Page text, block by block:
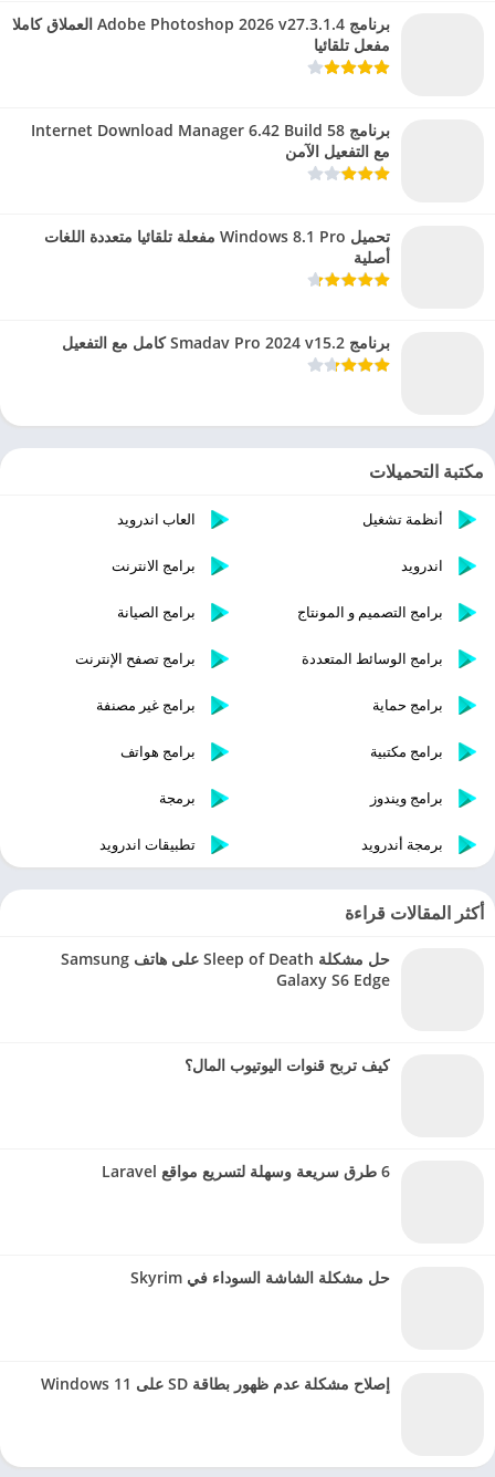
برنامج Adobe Photoshop 2026 v27.3.1.4 العملاق كاملا
مفعل تلقائيا
برنامج Internet Download Manager 6.42 Build 58
مع التفعيل الآمن
تحميل Windows 8.1 Pro مفعلة تلقائيا متعددة اللغات
أصلية
برنامج Smadav Pro 2024 v15.2 كامل مع التفعيل
مكتبة التحميلات
أنظمة تشغيل العاب اندرويد
اندرويد برامج الانترنت
برامج التصميم و المونتاج برامج الصيانة
برامج الوسائط المتعددة برامج تصفح الإنترنت
برامج حماية برامج غير مصنفة
برامج مكتبية برامج هواتف
برامج ويندوز برمجة
برمجة أندرويد تطبيقات اندرويد
أكثر المقالات قراءة
حل مشكلة Sleep of Death على هاتف Samsung
Galaxy S6 Edge
كيف تربح قنوات اليوتيوب المال؟
6 طرق سريعة وسهلة لتسريع مواقع Laravel
حل مشكلة الشاشة السوداء في Skyrim
إصلاح مشكلة عدم ظهور بطاقة SD على Windows 11